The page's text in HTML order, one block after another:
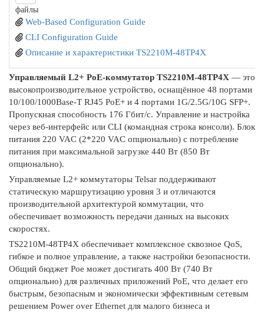
файлы
Web-Based Configuration Guide
CLI Configuration Guide
Описание и характеристики TS2210M-48TP4X
Управляемый L2+ PoE-коммутатор TS2210M-48TP4X — это
высокопроизводительное устройство, оснащённое 48 портами
10/100/1000Base-T RJ45 PoE+ и 4 портами 1G/2.5G/10G SFP+.
Пропускная способность 176 Гбит/с. Управление и настройка
через веб-интерфейс или CLI (командная строка консоли). Блок
питания 220 VAC (2*220 VAC опционально) с потребление
питания при максимальной загрузке 440 Вт (850 Вт
опционально).
Управляемые L2+ коммутаторы Telsar поддерживают
статическую маршрутизацию уровня 3 и отличаются
производительной архитектурой коммутации, что
обеспечивает возможность передачи данных на высоких
скоростях.
TS2210M-48TP4X обеспечивает комплексное сквозное QoS,
гибкое и полное управление, а также настройки безопасности.
Общий бюджет Poe может достигать 400 Вт (740 Вт
опционально) для различных приложений PoE, что делает его
быстрым, безопасным и экономически эффективным сетевым
решением Power over Ethernet для малого бизнеса и